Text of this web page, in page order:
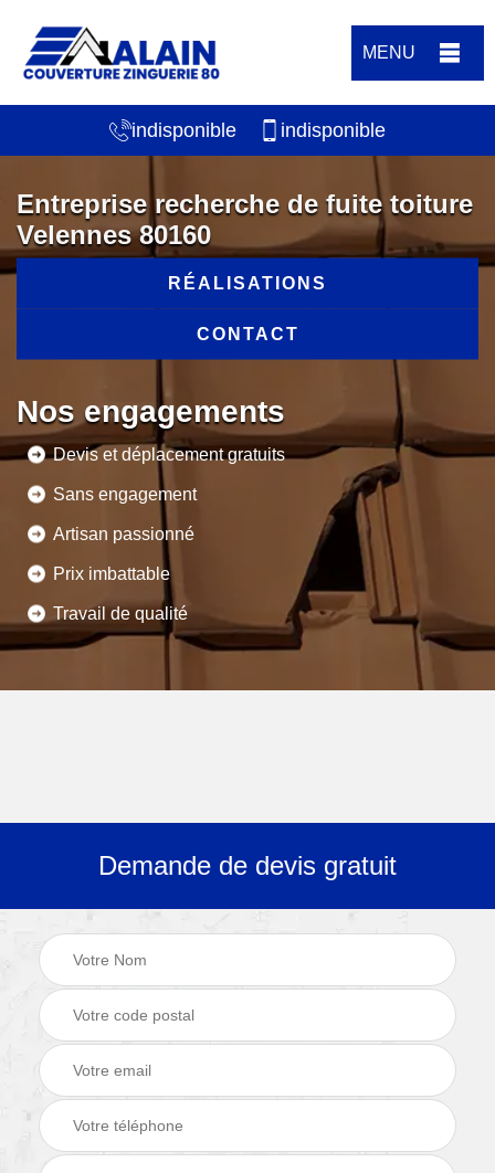
MENU
indisponible indisponible
Entreprise recherche de fuite toiture
Velennes 80160
RÉALISATIONS
CONTACT
Nos engagements
Devis et déplacement gratuits
Sans engagement
Artisan passionné
Prix imbattable
Travail de qualité
Demande de devis gratuit